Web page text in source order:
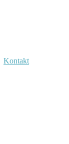
Kontakt